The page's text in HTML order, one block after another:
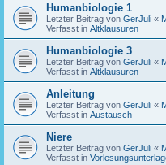
Humanbiologie 1
Letzter Beitrag von GerJuli «
Verfasst in Altklausuren
Humanbiologie 3
Letzter Beitrag von GerJuli «
Verfasst in Altklausuren
Anleitung
Letzter Beitrag von GerJuli «
Verfasst in Austausch
Niere
Letzter Beitrag von GerJuli «
Verfasst in